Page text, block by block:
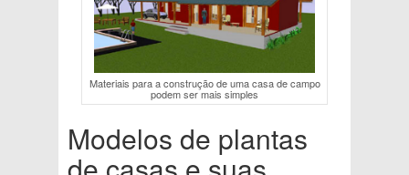
Materiais para a construção de uma casa de campo
podem ser mais simples
Modelos de plantas